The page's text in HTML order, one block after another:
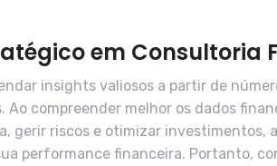
em Consultoria
insights valiosos a partir de
compreender melhor os dados
gerir riscos e otimizar investimentos,
performance financeira. Portanto,